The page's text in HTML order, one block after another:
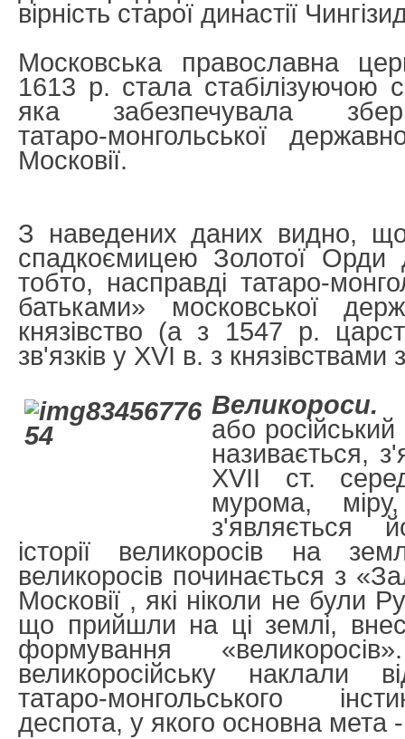
вірність старої династії
Московська православна
1613 р. стала стабілізуючою
яка забезпечувала
татаро-монгольської
Московії.
З наведених даних видно,
спадкоємицею Золотої Орди
тобто, насправді татаро-
батьками» московської
князівство (а з 1547 р.
зв'язків у XVI в. з князівствами
Великороси.
або російський
називається,
XVII ст.
мурома,
з'являється
історії великоросів на
великоросів починається з
Московії , які ніколи не були
що прийшли на ці землі,
формування
великоросійську наклали
татаро-монгольського
деспота, у якого основна мета